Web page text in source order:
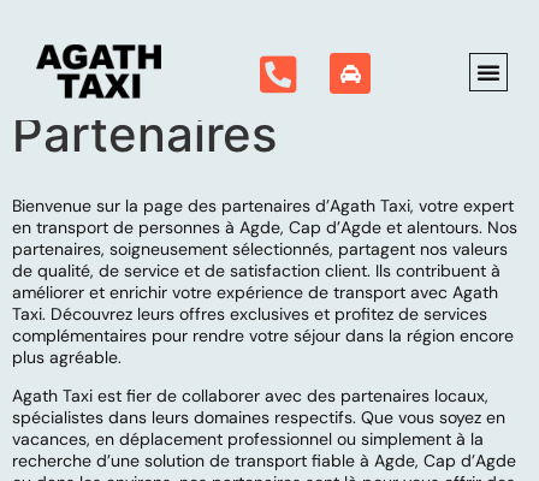
Partenaires
Bienvenue sur la page des partenaires d’Agath Taxi, votre expert
en transport de personnes à Agde, Cap d’Agde et alentours. Nos
partenaires, soigneusement sélectionnés, partagent nos valeurs
de qualité, de service et de satisfaction client. Ils contribuent à
améliorer et enrichir votre expérience de transport avec Agath
Taxi. Découvrez leurs offres exclusives et profitez de services
complémentaires pour rendre votre séjour dans la région encore
plus agréable.
Agath Taxi est fier de collaborer avec des partenaires locaux,
spécialistes dans leurs domaines respectifs. Que vous soyez en
vacances, en déplacement professionnel ou simplement à la
recherche d’une solution de transport fiable à Agde, Cap d’Agde